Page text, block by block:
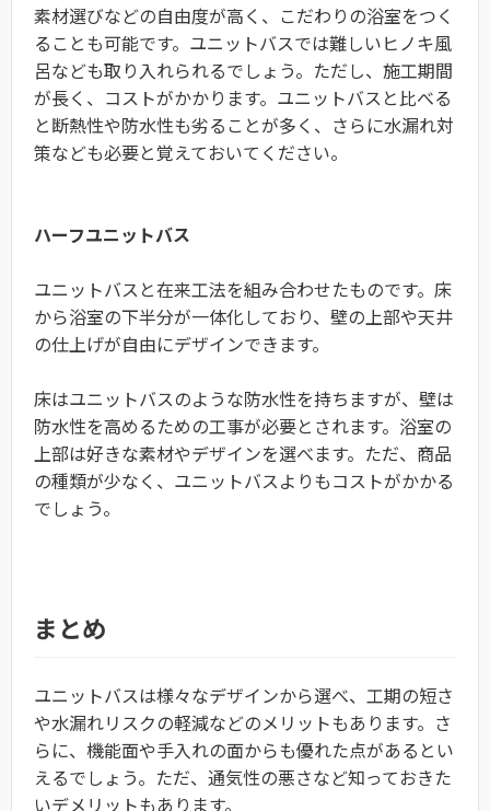
素材選びなどの自由度が高く、こだわりの浴室をつく
ることも可能です。ユニットバスでは難しいヒノキ風
呂なども取り入れられるでしょう。ただし、施工期間
が長く、コストがかかります。ユニットバスと比べる
と断熱性や防水性も劣ることが多く、さらに水漏れ対
策なども必要と覚えておいてください。
ハーフユニットバス
ユニットバスと在来工法を組み合わせたものです。床
から浴室の下半分が一体化しており、壁の上部や天井
の仕上げが自由にデザインできます。
床はユニットバスのような防水性を持ちますが、壁は
防水性を高めるための工事が必要とされます。浴室の
上部は好きな素材やデザインを選べます。ただ、商品
の種類が少なく、ユニットバスよりもコストがかかる
でしょう。
まとめ
ユニットバスは様々なデザインから選べ、工期の短さ
や水漏れリスクの軽減などのメリットもあります。さ
らに、機能面や手入れの面からも優れた点があるとい
えるでしょう。ただ、通気性の悪さなど知っておきた
いデメリットもあります。